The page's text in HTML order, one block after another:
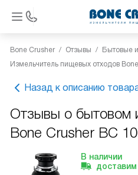
Bone Crusher Отзывы
Бытовые
Измельчитель пищевых отходов
Назад к описанию
Отзывы о бытовом
Bone Crusher BC
В наличии
доставим